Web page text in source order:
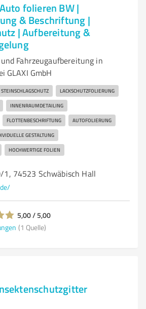
folieren BW |
& Beschriftung |
| Aufbereitung &
Fahrzeugaufbereitung in
GLAXI GmbH
STEINSCHLAGSCHUTZ LACKSCHUTZFOLIERUNG
INNENRAUMDETAILING
FLOTTENBESCHRIFTUNG AUTOFOLIERUNG
GESTALTUNG
HOCHWERTIGE FOLIEN
74523 Schwäbisch Hall
5,00 / 5,00
(1 Quelle)